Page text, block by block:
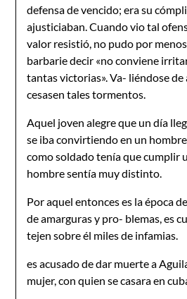
defensa de vencido; era su
ajusticiaban. Cuando vio tal
valor resistió, no pudo por
barbarie decir «no conviene
tantas victorias». Va- liéndose
cesasen tales tormentos.
Aquel joven alegre que un día
se iba convirtiendo en un
como soldado tenía que cumplir
hombre sentía muy distinto.
Por aquel entonces es la época
de amarguras y pro- blemas, es
tejen sobre él miles de infamias.
es acusado de dar muerte a
mujer, con quien se casara en